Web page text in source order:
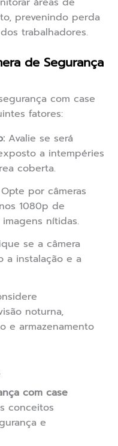
prevenindo perda
trabalhadores.
de Segurança
com case
fatores:
Avalie se será
a intempéries
coberta.
Opte por câmeras
1080p de
nítidas.
se a câmera
a instalação e a
noturna,
e armazenamento
com case
conceitos
e